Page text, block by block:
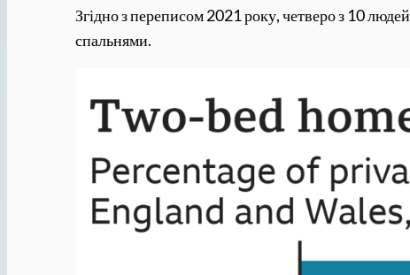
Згідно з переписом 2021 року, четверо з 10
спальнями.